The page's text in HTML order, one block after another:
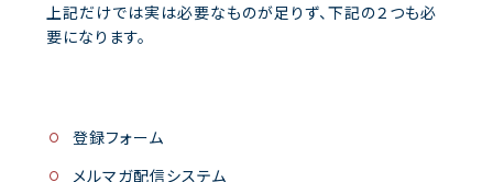
上記だけでは実は必要なものが足りず、下記の２つも必
要になります。
登録フォーム
メルマガ配信システム